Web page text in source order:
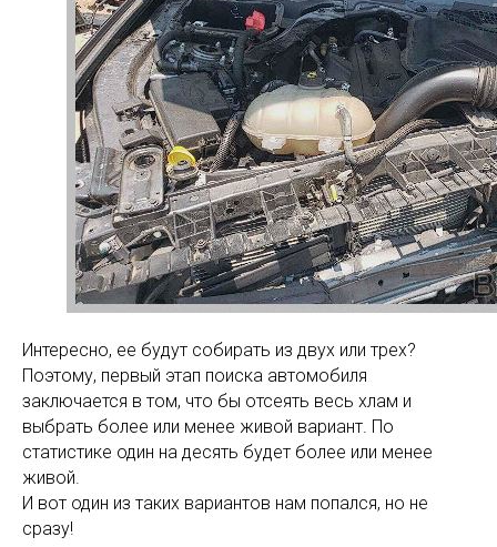
Интересно, ее будут собирать из двух или трех?
Поэтому, первый этап поиска автомобиля
заключается в том, что бы отсеять весь хлам и
выбрать более или менее живой вариант. По
статистике один на десять будет более или менее
живой.
И вот один из таких вариантов нам попался, но не
сразу!